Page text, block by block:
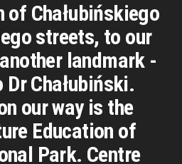
Chałubińskiego
streets, to our
landmark -
Chałubiński.
our way is the
Education of
Park. Centre